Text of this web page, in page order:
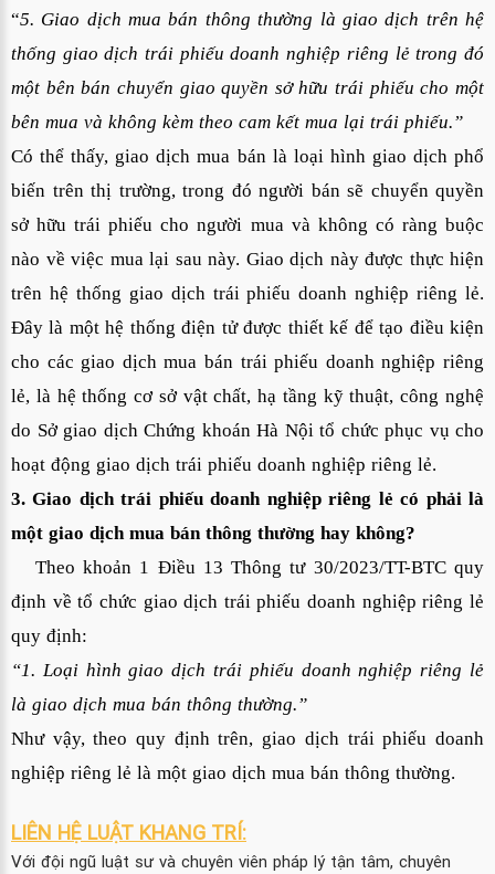
“5. Giao dịch mua bán thông thường là giao dịch trên hệ
thống giao dịch trái phiếu doanh nghiệp riêng lẻ trong đó
một bên bán chuyển giao quyền sở hữu trái phiếu cho một
bên mua và không kèm theo cam kết mua lại trái phiếu.”
Có thể thấy, giao dịch mua bán là loại hình giao dịch phổ
biến trên thị trường, trong đó người bán sẽ chuyển quyền
sở hữu trái phiếu cho người mua và không có ràng buộc
nào về việc mua lại sau này. Giao dịch này được thực hiện
trên hệ thống giao dịch trái phiếu doanh nghiệp riêng lẻ.
Đây là một hệ thống điện tử được thiết kế để tạo điều kiện
cho các giao dịch mua bán trái phiếu doanh nghiệp riêng
lẻ, là hệ thống cơ sở vật chất, hạ tầng kỹ thuật, công nghệ
do Sở giao dịch Chứng khoán Hà Nội tổ chức phục vụ cho
hoạt động giao dịch trái phiếu doanh nghiệp riêng lẻ.
3. Giao dịch trái phiếu doanh nghiệp riêng lẻ có phải là
một giao dịch mua bán thông thường hay không?
Theo khoản 1 Điều 13 Thông tư 30/2023/TT-BTC quy
định về tổ chức giao dịch trái phiếu doanh nghiệp riêng lẻ
quy định:
“1. Loại hình giao dịch trái phiếu doanh nghiệp riêng lẻ
là giao dịch mua bán thông thường.”
Như vậy, theo quy định trên, giao dịch trái phiếu doanh
nghiệp riêng lẻ là một giao dịch mua bán thông thường.
LIÊN HỆ LUẬT KHANG TRÍ:
Với đội ngũ luật sư và chuyên viên pháp lý tận tâm, chuyên